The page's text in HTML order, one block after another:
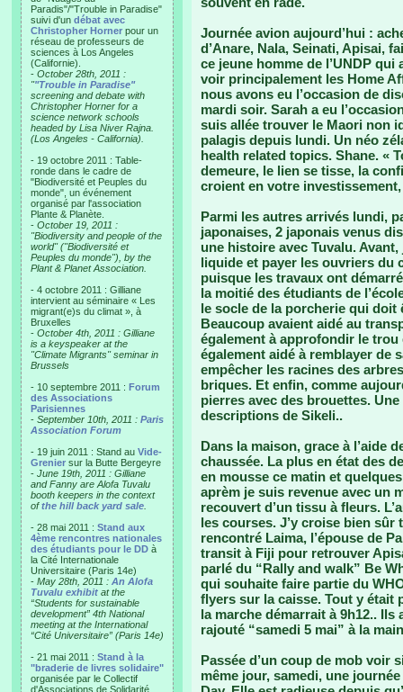
Paradis"/"Trouble in Paradise"
suivi d'un débat avec
Christopher Horner pour un
réseau de professeurs de
sciences à Los Angeles
(Californie).
- October 28th, 2011 :
""Trouble in Paradise"
screening and debate with
Christopher Horner for a
science network schools
headed by Lisa Niver Rajna.
(Los Angeles - California).
- 19 octobre 2011 : Table-
ronde dans le cadre de
"Biodiversité et Peuples du
monde", un événement
organisé par l'association
Plante & Planète.
- October 19, 2011 :
"Biodiversity and people of the
world" ("Biodiversité et
Peuples du monde"), by the
Plant & Planet Association.
- 4 octobre 2011 : Gilliane
intervient au séminaire « Les
migrant(e)s du climat », à
Bruxelles
- October 4th, 2011 : Gilliane
is a keyspeaker at the
"Climate Migrants" seminar in
Brussels
- 10 septembre 2011 : Forum
des Associations
Parisiennes
- September 10th, 2011 : Paris
Association Forum
- 19 juin 2011 : Stand au Vide-
Grenier sur la Butte Bergeyre
- June 19th, 2011 : Gilliane
and Fanny are Alofa Tuvalu
booth keepers in the context
ofthe hill back yard sale
- 28 mai 2011 : Stand aux
4ème rencontres nationales
des étudiants pour le DD à
la Cité Internationale
Universitaire (Paris 14e)
- May 28th, 2011 : An Alofa
Tuvalu exhibit at the
“Students for sustainable
development” 4th National
meeting at the International
“Cité Universitaire” (Paris 14e)
- 21 mai 2011 : Stand à la
"braderie de livres solidaire"
organisée par le Collectif
d'Associations de Solidarité
Journée avion aujourd’hui :
d’Anare, Nala, Seinati, Apisai,
ce jeune homme de l’UNDP
voir principalement les Home
nous avons eu l’occasion de
mardi soir. Sarah a eu
suis allée trouver le Maori non
palagis depuis lundi. Un néo
health related topics. Shane. «
demeure, le lien se tisse, la
croient en votre
Parmi les autres arrivés lundi,
japonaises, 2 japonais venus
une histoire avec Tuvalu.
liquide et payer les ouvriers du
puisque les travaux ont
la moitié des étudiants de
le socle de la porcherie qui
Beaucoup avaient aidé au
également à approfondir le trou
également aidé à remblayer de
empêcher les racines des
briques. Et enfin, comme
pierres avec des brouettes.
descriptions de Sikeli..
Dans la maison, grace à l’aide
chaussée. La plus en état des
en mousse ce matin et
aprèm je suis revenue avec un
recouvert d’un tissu à fleurs.
les courses. J’y croise bien
rencontré Laima, l’épouse de
transit à Fiji pour retrouver
parlé du “Rally and walk” Be
qui souhaite faire partie du
flyers sur la caisse. Tout y était
la marche démarrait à 9h12..
rajouté “samedi 5 mai” à la
Passée d’un coup de mob voir
même jour, samedi, une